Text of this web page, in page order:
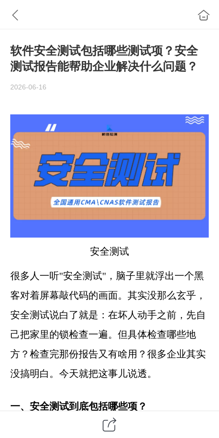
软件安全测试包括哪些测试项？安全
测试报告能帮助企业解决什么问题？
2026-06-16
安全测试
很多人一听"安全测试"，脑子里就浮出一个黑
客对着屏幕敲代码的画面。其实没那么玄乎，
安全测试说白了就是：在坏人动手之前，先自
己把家里的锁检查一遍。但具体检查哪些地
方？检查完那份报告又有啥用？很多企业其实
没搞明白。今天就把这事儿说透。
一、安全测试到底包括哪些项？